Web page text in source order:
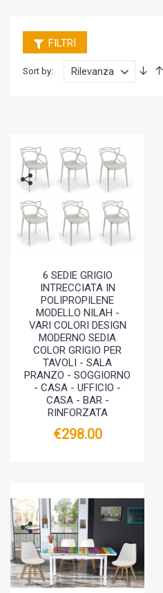
FILTRI
Sort by:
6 SEDIE GRIGIO
INTRECCIATA IN
POLIPROPILENE
MODELLO NILAH -
VARI COLORI DESIGN
MODERNO SEDIA
COLOR GRIGIO PER
TAVOLI - SALA
PRANZO - SOGGIORNO
- CASA - UFFICIO -
CASA - BAR -
RINFORZATA
€298.00